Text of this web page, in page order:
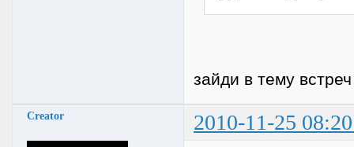
зайди в тему
Creator 2010-11-25